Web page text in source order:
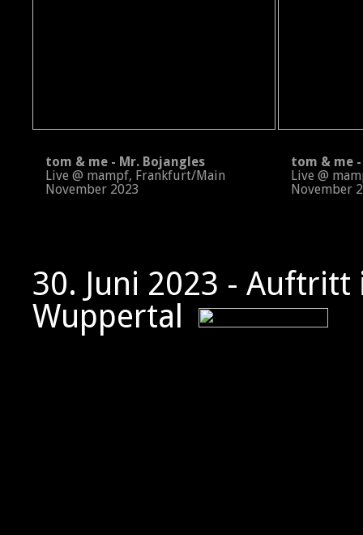
tom & me - Mr. Bojangles
Live @ mampf, Frankfurt/Main
November 2023
tom & me -
Live @
November
30. Juni 2023 -
Wuppertal